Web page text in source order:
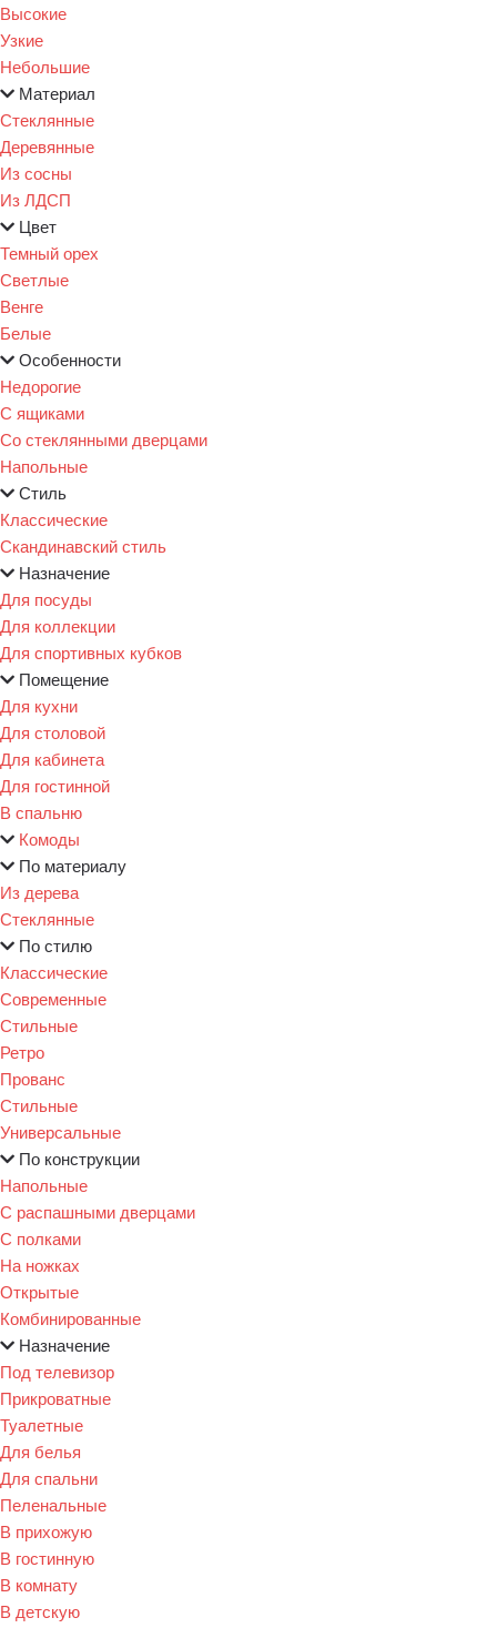
Высокие
Узкие
Небольшие
Материал
Стеклянные
Деревянные
Из сосны
Из ЛДСП
Цвет
Темный орех
Светлые
Венге
Белые
Особенности
Недорогие
С ящиками
Со стеклянными дверцами
Напольные
Стиль
Классические
Скандинавский стиль
Назначение
Для посуды
Для коллекции
Для спортивных кубков
Помещение
Для кухни
Для столовой
Для кабинета
Для гостинной
В спальню
Комоды
По материалу
Из дерева
Стеклянные
По стилю
Классические
Современные
Стильные
Ретро
Прованс
Стильные
Универсальные
По конструкции
Напольные
С распашными дверцами
С полками
На ножках
Открытые
Комбинированные
Назначение
Под телевизор
Прикроватные
Туалетные
Для белья
Для спальни
Пеленальные
В прихожую
В гостинную
В комнату
В детскую